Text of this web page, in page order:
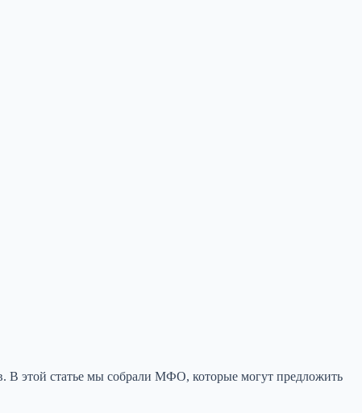
В этой статье мы собрали МФО, которые могут предложить